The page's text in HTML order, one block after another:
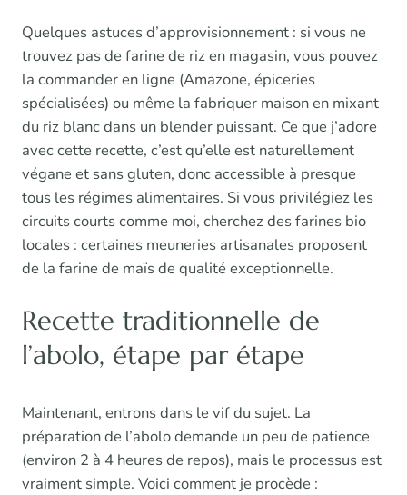
Quelques astuces d’approvisionnement : si vous ne
trouvez pas de farine de riz en magasin, vous pouvez
la commander en ligne (Amazone, épiceries
spécialisées) ou même la fabriquer maison en mixant
du riz blanc dans un blender puissant. Ce que j’adore
avec cette recette, c’est qu’elle est naturellement
végane et sans gluten, donc accessible à presque
tous les régimes alimentaires. Si vous privilégiez les
circuits courts comme moi, cherchez des farines bio
locales : certaines meuneries artisanales proposent
de la farine de maïs de qualité exceptionnelle.
Recette traditionnelle de
l’abolo, étape par étape
Maintenant, entrons dans le vif du sujet. La
préparation de l’abolo demande un peu de patience
(environ 2 à 4 heures de repos), mais le processus est
vraiment simple. Voici comment je procède :